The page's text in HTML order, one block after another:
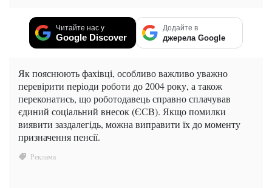
Читайте нас у
Google Discover
Додайте в
джерела Google
Як пояснюють фахівці, особливо важливо уважно
перевірити періоди роботи до 2004 року, а також
переконатись, що роботодавець справно сплачував
єдиний соціальний внесок (ЄСВ). Якщо помилки
виявити заздалегідь, можна виправити їх до моменту
призначення пенсії.